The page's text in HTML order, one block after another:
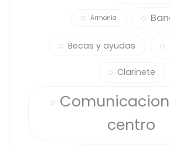
Armonía
Becas y ayudas
Clarinete
centro